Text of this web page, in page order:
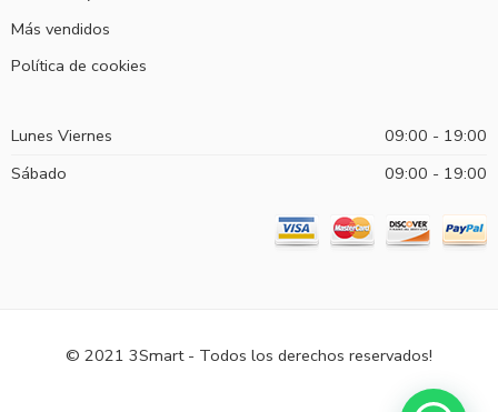
Más vendidos
Política de cookies
Lunes Viernes
09:00 - 19:00
Sábado
09:00 - 19:00
© 2021 3Smart - Todos los derechos reservados!